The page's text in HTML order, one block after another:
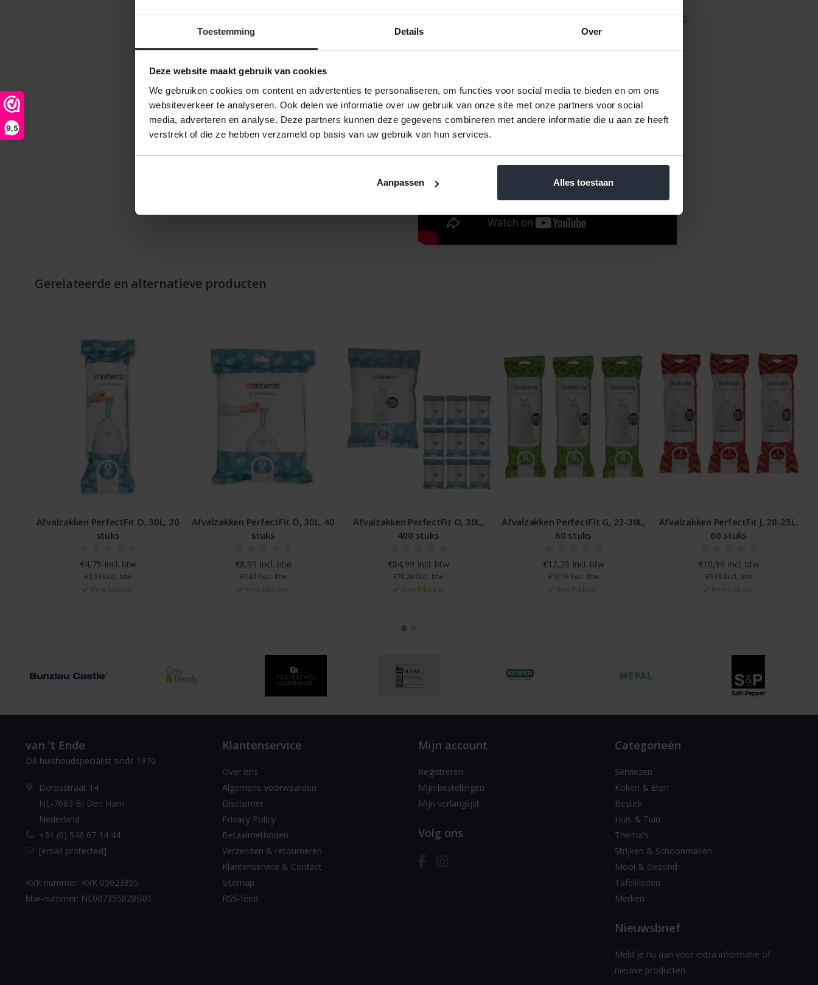
Toestemming Details Over
Deze website maakt gebruik van cookies
We gebruiken cookies om content en advertenties te personaliseren, om functies voor social media te bieden en om ons
websiteverkeer te analyseren. Ook delen we informatie over uw gebruik van onze site met onze partners voor social
media, adverteren en analyse. Deze partners kunnen deze gegevens combineren met andere informatie die u aan ze heeft
verstrekt of die ze hebben verzameld op basis van uw gebruik van hun services.
Aanpassen Alles toestaan
9,5
Let op: afvalzak O is de nieuwe variant ter vervanging van afvalzak G.
Gerelateerde en alternatieve producten
Afvalzakken PerfectFit O, 30L, 40
stuks
€8,99 Incl. btw
€7,43 Excl. btw
Beschikbaar
Afvalzakken PerfectFit O, 30L,
400 stuks
€84,99 Incl. btw
€70,24 Excl. btw
Beschikbaar
Afvalzakken PerfectFit G, 23-30L,
60 stuks
€12,29 Incl. btw
€10,16 Excl. btw
Beschikbaar
Afvalzakken PerfectFit J, 20-25L,
60 stuks
€10,99 Incl. btw
€9,08 Excl. btw
Beschikbaar
Afvalzakken PerfectFit L, 40-45L,
60 stuks
€20,99 Incl. btw
€17,35 Excl. btw
Beschikbaar
van 't Ende
Dè huishoudspecialist sinds 1970
Dorpsstraat 14
NL-7683 BJ Den Ham
Nederland
+31 (0) 546 67 14 44
[email protected]
KVK nummer: KVK 05023895
btw-nummer: NL007355828B01
Klantenservice
Over ons
Algemene voorwaarden
Disclaimer
Privacy Policy
Betaalmethoden
Verzenden & retourneren
Klantenservice & Contact
Sitemap
RSS-feed
Mijn account
Registreren
Mijn bestellingen
Mijn verlanglijst
Volg ons
Categorieën
Serviezen
Koken & Eten
Bestek
Huis & Tuin
Thema's
Strijken & Schoonmaken
Mooi & Gezond
Tafelkleden
Merken
Nieuwsbrief
Meld je nu aan voor extra informatie of
nieuwe producten